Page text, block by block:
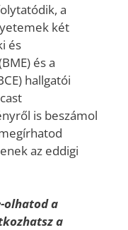
a
két
és
és a
hallgatói
is beszámol
az eddigi
olhatod a
a